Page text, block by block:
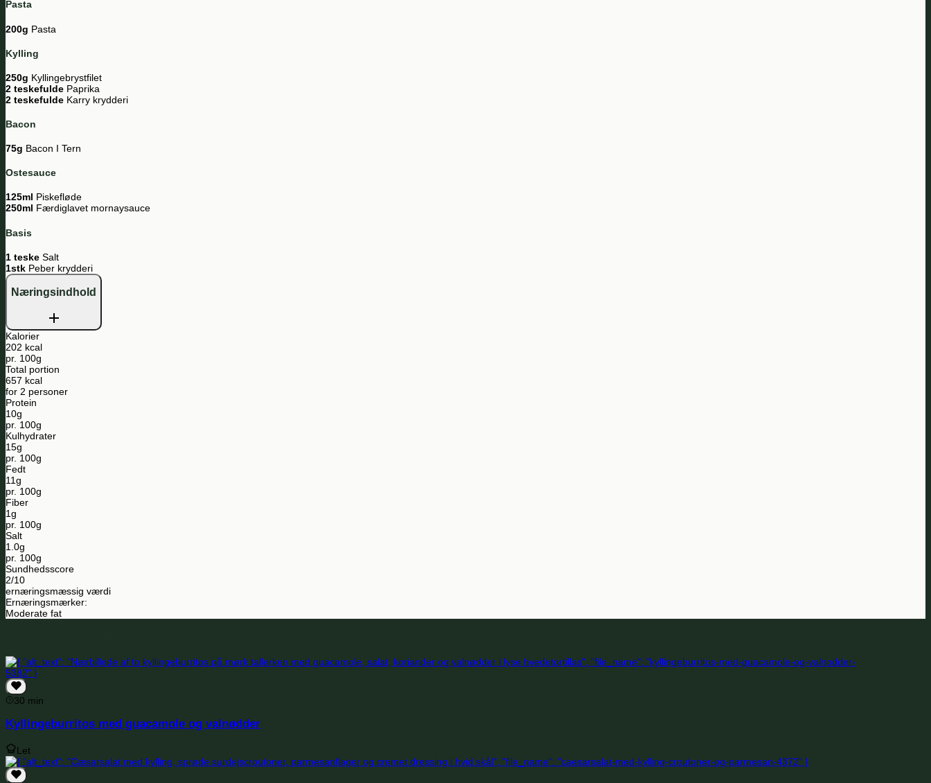
Pasta
200g Pasta
Kylling
250g Kyllingebrystfilet
2 teskefulde Paprika
2 teskefulde Karry krydderi
Bacon
75g Bacon I Tern
Ostesauce
125ml Piskefløde
250ml Færdiglavet mornaysauce
Basis
1 teske Salt
1stk Peber krydderi
Næringsindhold
Kalorier
202 kcal
pr. 100g
Total portion
657 kcal
for 2 personer
Protein
10g
pr. 100g
Kulhydrater
15g
pr. 100g
Fedt
11g
pr. 100g
Fiber
1g
pr. 100g
Salt
1.0g
pr. 100g
Sundhedsscore
2/10
ernæringsmæssig værdi
Ernæringsmærker:
Moderate fat
30 min
Kyllingeburritos med guacamole og valnødder
Let